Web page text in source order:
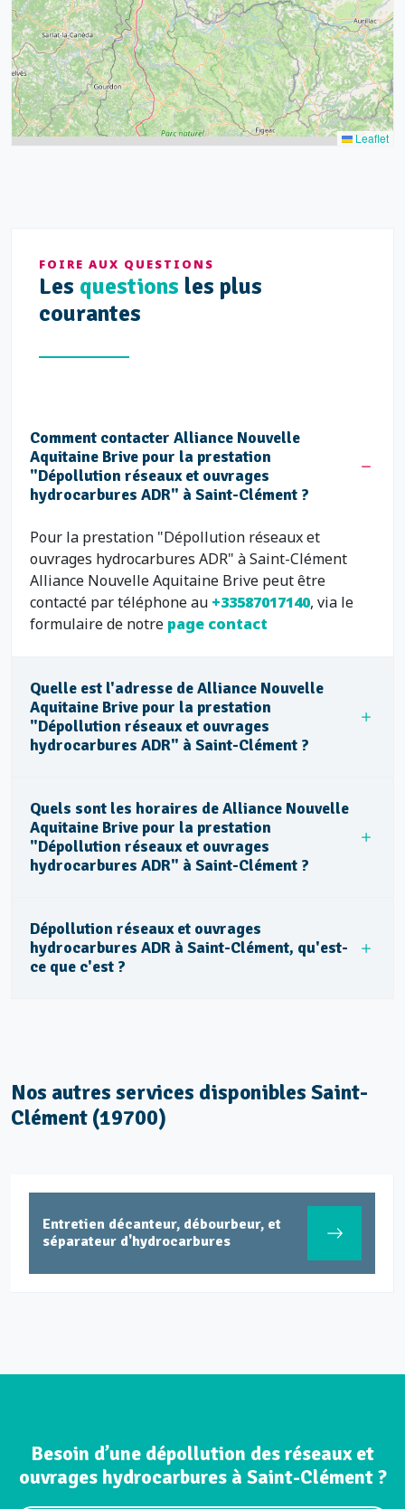
Leaflet
FOIRE AUX QUESTIONS
Les questions les plus
courantes
Comment contacter Alliance Nouvelle
Aquitaine Brive pour la prestation
"Dépollution réseaux et ouvrages
hydrocarbures ADR" à Saint-Clément ?
Pour la prestation "Dépollution réseaux et
ouvrages hydrocarbures ADR" à Saint-Clément
Alliance Nouvelle Aquitaine Brive peut être
contacté par téléphone au +33587017140, via le
formulaire de notre page contact
Quelle est l'adresse de Alliance Nouvelle
Aquitaine Brive pour la prestation
"Dépollution réseaux et ouvrages
hydrocarbures ADR" à Saint-Clément ?
Quels sont les horaires de Alliance Nouvelle
Aquitaine Brive pour la prestation
"Dépollution réseaux et ouvrages
hydrocarbures ADR" à Saint-Clément ?
Dépollution réseaux et ouvrages
hydrocarbures ADR à Saint-Clément, qu'est-
ce que c'est ?
Nos autres services disponibles Saint-
Clément (19700)
et
Entretien réseaux et
industriels
Besoin d’une dépollution des réseaux et
ouvrages hydrocarbures à Saint-Clément ?